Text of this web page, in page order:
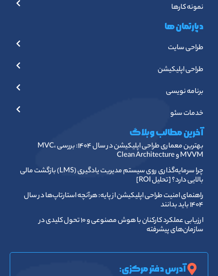
نمونه کارها
دپارتمان ها
طراحی سایت
طراحی اپلیکیشن
برنامه نویسی
خدمات سئو
آخرین مطالب وبلاگ
بهترین معماری طراحی اپلیکیشن در سال ۱۴۰۴: بررسی MVC،
MVVM و Clean Architecture
چرا سرمایه‌گذاری روی سیستم مدیریت یادگیری (LMS) بازگشت مالی
بالایی دارد؟ [تحلیل ROI]
راهنمای امنیت طراحی اپلیکیشن از پایه: هرآنچه استارتاپ‌ها در سال
۱۴۰۴ باید بدانند
ارزیابی عملکرد کارکنان با هوش مصنوعی و ۱۰ تحول کلیدی در
سازمان‌های پیشرفته
آدرس دفتر مرکزی: